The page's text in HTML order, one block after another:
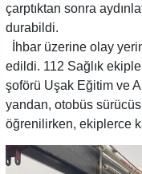
çarptıktan sonra
durabildi.
İhbar üzerine olay
edildi. 112 Sağlık
şoförü Uşak Eğitim ve
yandan, otobüs
öğrenilirken, ekiplerce